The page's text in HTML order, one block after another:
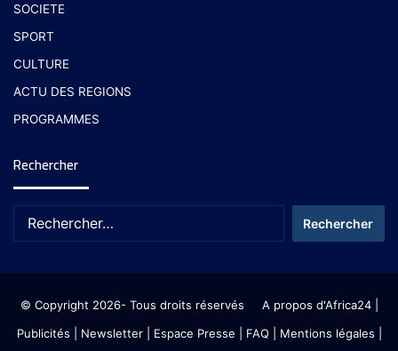
SOCIETE
SPORT
CULTURE
ACTU DES REGIONS
PROGRAMMES
Rechercher
© Copyright 2026- Tous droits réservés A propos d'Africa24|
Publicités
Newsletter| Espace Presse | FAQ | Mentions légales